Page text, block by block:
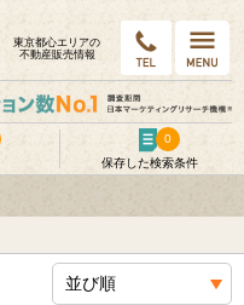
東京都⼼エリアの
不動産販売情報
保存した検索条件
0